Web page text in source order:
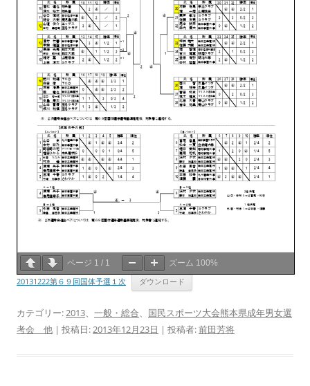
ページ 1 / 1 ズーム 100%
20131222第６９回国体予選１次 ダウンロード
カテゴリー:2013、 一般・総合、 国民スポーツ大会熊本県成年男女選
考会 他 | 投稿日:2013年12月23日 | 投稿者:前田芳将